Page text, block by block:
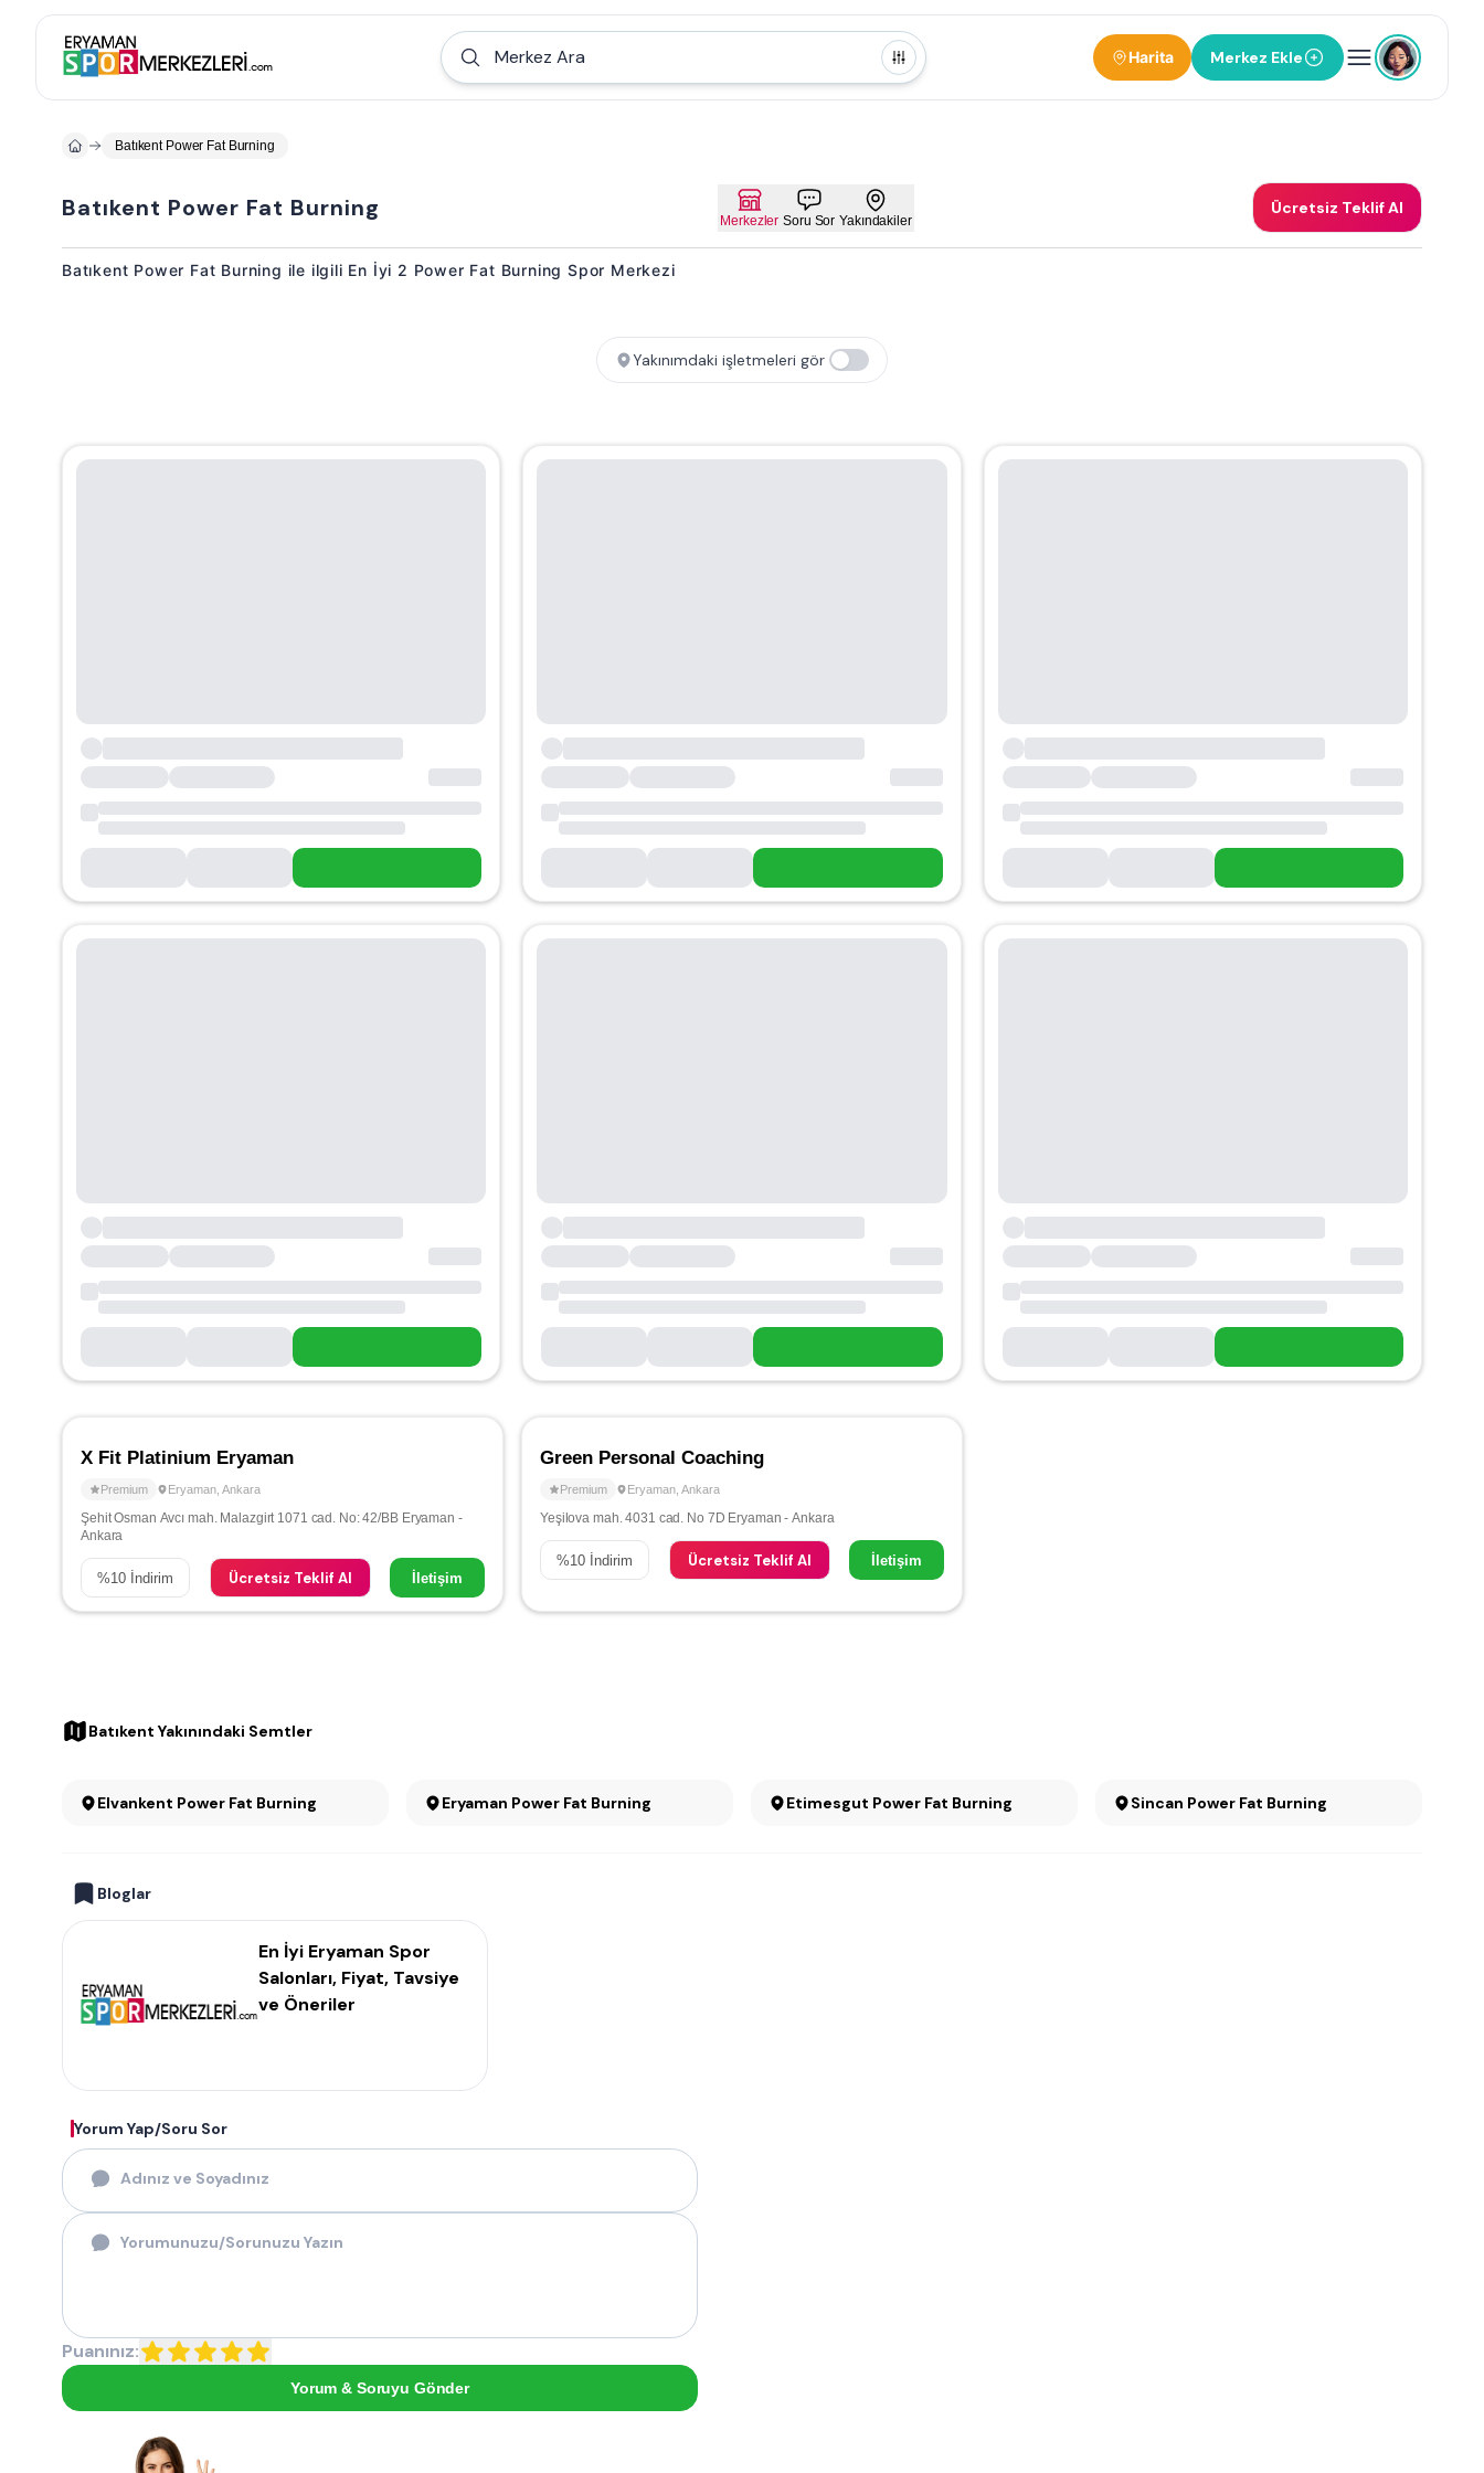
Merkez Ara Harita Merkez Ekle
Batıkent Power Fat Burning
Batıkent Power Fat Burning Merkezler Soru Sor Yakındakiler
Ücretsiz Teklif Al
Batıkent Power Fat Burning ile ilgili En İyi 2 Power Fat Burning Spor Merkezi
Yakınımdaki işletmeleri gör
X Fit Platinium Eryaman
Premium Eryaman Ankara
Şehit Osman Avcı mah. Malazgirt 1071 cad. No: 42/BB Eryaman -
Ankara
%10 İndirim Ücretsiz Teklif Al İletişim
Green Personal Coaching
Premium Eryaman Ankara
Yeşilova mah. 4031 cad. No 7D Eryaman - Ankara
%10 İndirim Ücretsiz Teklif Al İletişim
Batıkent Yakınındaki Semtler
Elvankent Power Fat Burning Eryaman Power Fat Burning Etimesgut Power Fat Burning Sincan Power Fat Burning
Bloglar
En İyi Eryaman Spor
Salonları, Fiyat, Tavsiye
ve Öneriler
Yorum Yap/Soru Sor
Puanınız:
Yorum & Soruyu Gönder